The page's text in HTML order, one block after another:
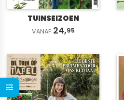
TUINSEIZOEN
VANAF 24,95